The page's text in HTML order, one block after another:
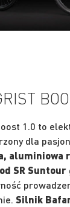
1.0 to
dla
aluminiowa
SR Suntour
Silnik